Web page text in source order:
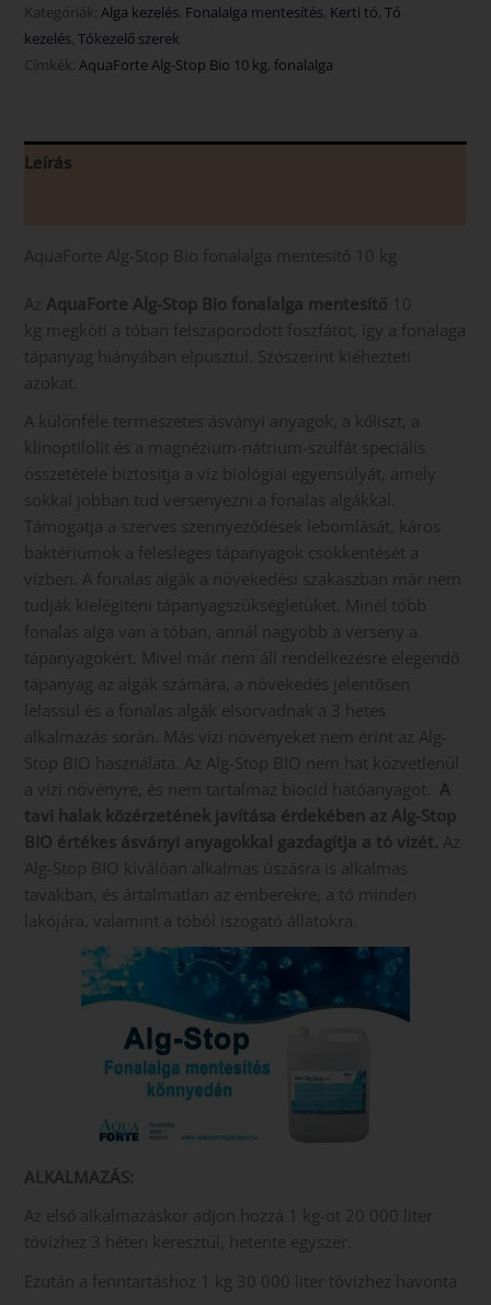
Kategóriák:Alga kezelés, Fonalalga mentesítés, Kerti tó,Tó
kezelés,Tókezelő szerek
Címkék:AquaForte Alg-Stop Bio 10 kg,fonalalga
Leírás
AquaForte Alg-Stop Bio fonalalga mentesítő 10 kg
Az AquaForte Alg-Stop Bio fonalalga mentesítő 10
kg megköti a tóban felszaporodott foszfátot, így a fonalaga
tápanyag hiányában elpusztul. Szószerint kiéhezteti
azokat.
A különféle természetes ásványi anyagok, a kőliszt, a
klinoptilolit és a magnézium-nátrium-szulfát speciális
összetétele biztosítja a víz biológiai egyensúlyát, amely
sokkal jobban tud versenyezni a fonalas algákkal.
Támogatja a szerves szennyeződések lebomlását, káros
baktériumok a felesleges tápanyagok csökkentését a
vízben. A fonalas algák a növekedési szakaszban már nem
tudják kielégíteni tápanyagszükségletüket. Minél több
fonalas alga van a tóban, annál nagyobb a verseny a
tápanyagokért. Mivel már nem áll rendelkezésre elegendő
tápanyag az algák számára, a növekedés jelentősen
lelassul és a fonalas algák elsorvadnak a 3 hetes
alkalmazás során. Más vízi növényeket nem érint az Alg-
Stop BIO használata. Az Alg-Stop BIO nem hat közvetlenül
a vízi növényre, és nem tartalmaz biocid hatóanyagot. A
tavi halak közérzetének javítása érdekében az Alg-Stop
BIO értékes ásványi anyagokkal gazdagítja a tó vizét. Az
Alg-Stop BIO kiválóan alkalmas úszásra is alkalmas
tavakban, és ártalmatlan az emberekre, a tó minden
lakójára, valamint a tóból iszogató állatokra.
ALKALMAZÁS:
Az első alkalmazáskor adjon hozzá 1 kg-ot 20 000 liter
tóvízhez 3 héten keresztül, hetente egyszer.
Ezután a fenntartáshoz 1 kg 30 000 liter tóvízhez havonta